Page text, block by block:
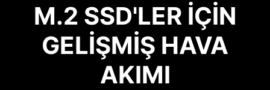
M.2 SSD'LER IÇIN
GELIŞMIŞ HAVA
AKIMI